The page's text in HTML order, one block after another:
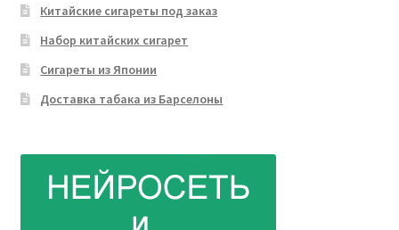
Китайские сигареты под заказ
Набор китайских сигарет
Сигареты из Японии
Доставка табака из Барселоны